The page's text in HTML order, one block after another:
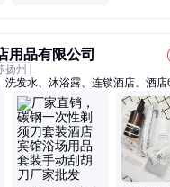
用品有限公司
扬州
洗发水、沐浴露、连锁酒店、酒店6
耗品、民宿酒店拖鞋、星级酒店用
、酒店牙刷、润肤露、护发素、
宿一次性用品